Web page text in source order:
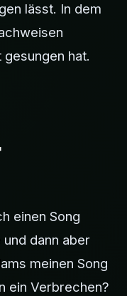
lässt. In dem
hat.
einen Song
dann aber
meinen Song
ein Verbrechen?